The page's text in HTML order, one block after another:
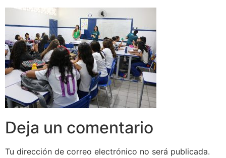
Deja un comentario
Tu dirección de correo electrónico no será publicada.